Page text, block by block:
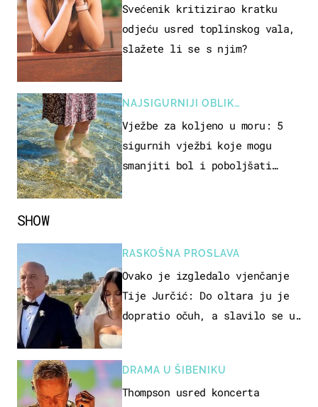
SHOW
RASKOŠNA PROSLAVA
Ovako je izgledalo vjenčanje
Tije Jurčić: Do oltara ju je
dopratio očuh, a slavilo se uz
DRAMA U ŠIBENIKU
Thompson usred koncerta
Svećenik kritizirao kratku
odjeću usred toplinskog vala,
slažete li se s njim?
NAJSIGURNIJI OBLIK
REKREACIJE
Vježbe za koljeno u moru: 5
sigurnih vježbi koje mogu
smanjiti bol i poboljšati